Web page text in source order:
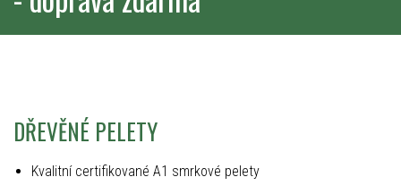
DŘEVĚNÉ PELETY
Kvalitní certifikované A1 smrkové pelety